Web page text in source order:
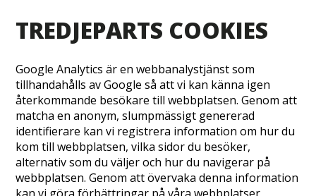
TREDJEPARTS COOKIES
Google Analytics är en webbanalystjänst som
tillhandahålls av Google så att vi kan känna igen
återkommande besökare till webbplatsen. Genom att
matcha en anonym, slumpmässigt genererad
identifierare kan vi registrera information om hur du
kom till webbplatsen, vilka sidor du besöker,
alternativ som du väljer och hur du navigerar på
webbplatsen. Genom att övervaka denna information